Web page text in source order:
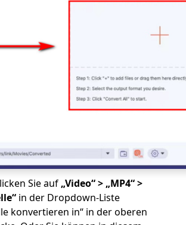
Sie auf „Video“ > „MP4“ >
in der Dropdown-Liste
konvertieren in“ in der oberen